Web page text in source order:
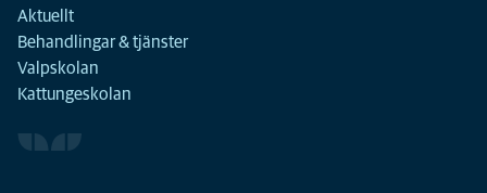
Aktuellt
Behandlingar & tjänster
Valpskolan
Kattungeskolan